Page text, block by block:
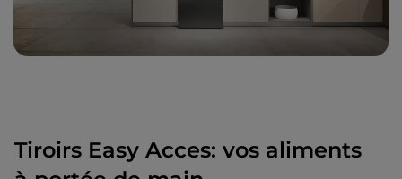
Tiroirs Easy Acces: vos aliments